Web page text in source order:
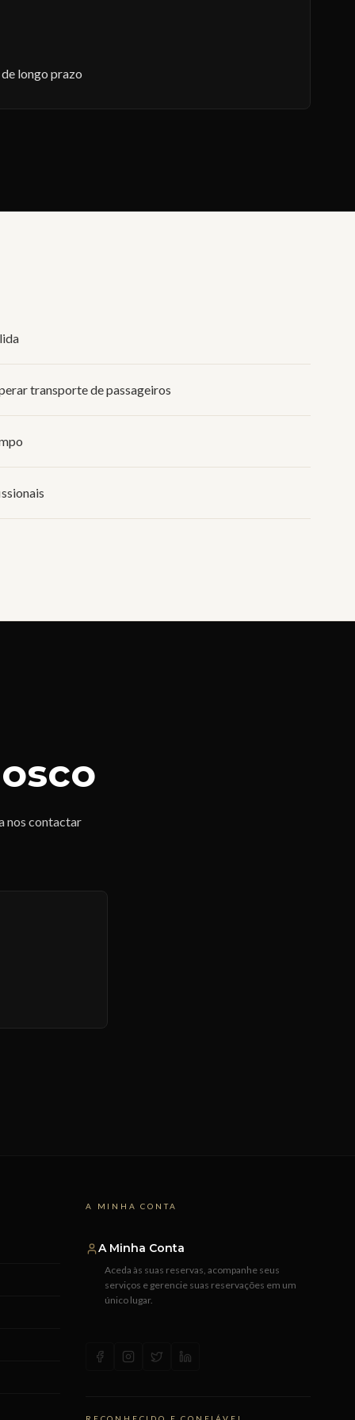
longo prazo
transporte de passageiros
nos contactar
A MINHA CONTA
A Minha Conta
Aceda às suas reservas, acompanhe seus
serviços e gerencie suas reservações em um
único lugar.
RECONHECIDO E CONFIÁVEL